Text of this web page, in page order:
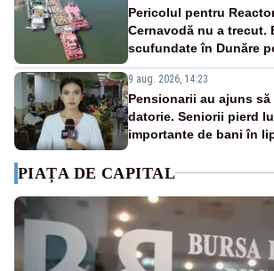
Pericolul pentru
Cernavodă nu a trecut.
scufundate în Dunăre
9 aug. 2026, 14:23
Pensionarii au ajuns să
datorie. Seniorii pierd
importante de bani în
PIAȚA DE CAPITAL